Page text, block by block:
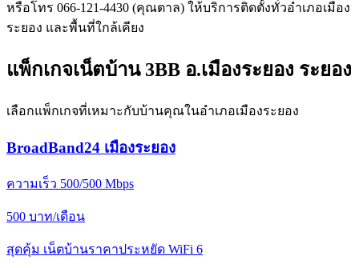
หรือโทร 066-121-4430 (คุณตาล) ให้บริการติดตั้งทั่วอำเภอเมือง
ระยอง และพื้นที่ใกล้เคียง
แพ็กเกจเน็ตบ้าน 3BB อ.เมืองระยอง ระยอง
เลือกแพ็กเกจที่เหมาะกับบ้านคุณในอำเภอเมืองระยอง
BroadBand24 เมืองระยอง
ความเร็ว 500/500 Mbps
500 บาท/เดือน
สุดคุ้ม เน็ตบ้านราคาประหยัด WiFi 6